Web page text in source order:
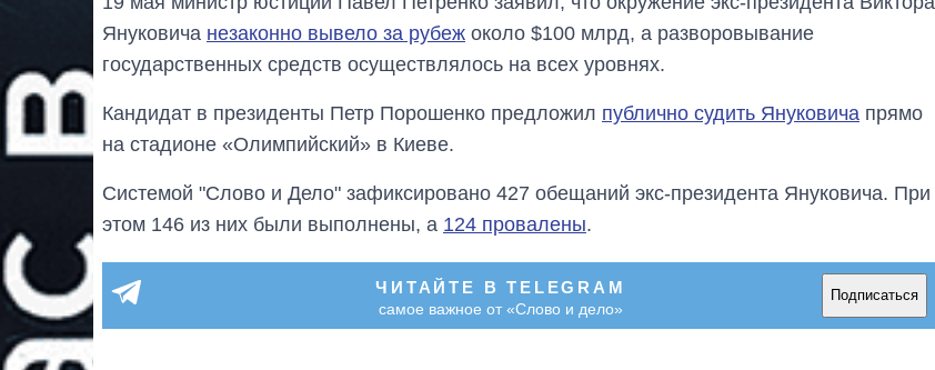
Януковича незаконно вывело за рубеж около $100 млрд, а разворовывание
государственных средств осуществлялось на всех уровнях.
Кандидат в президенты Петр Порошенко предложил публично судить Януковича прямо
на стадионе «Олимпийский» в Киеве.
Системой "Слово и Дело" зафиксировано 427 обещаний экс-президента Януковича. При
этом 146 из них были выполнены, а 124 провалены.
ЧИТАЙТЕ В TELEGRAM
самое важное от «Слово и дело»
Подписаться